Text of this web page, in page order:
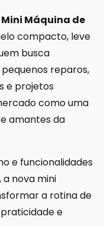
Mini Máquina de
compacto, leve
busca
reparos,
e projetos
como uma
amantes da
e funcionalidades
a nova mini
a rotina de
e